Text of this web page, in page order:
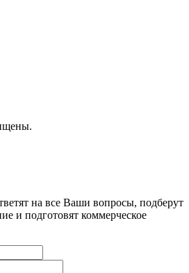
на все Ваши вопросы, подберут
и подготовят коммерческое